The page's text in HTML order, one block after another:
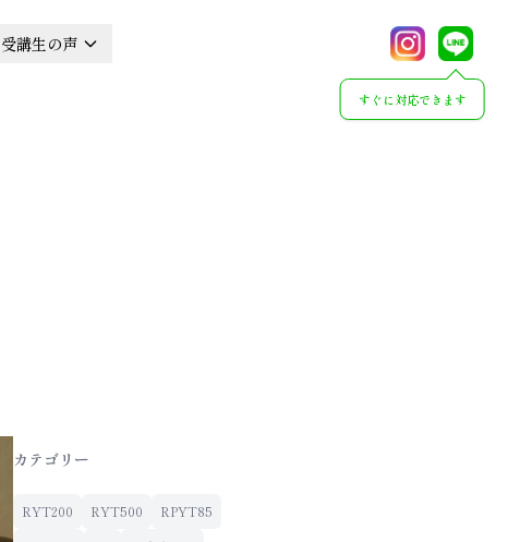
受講生の声
すぐに対応できます
カテゴリー
RYT200 RYT500
RPYT85